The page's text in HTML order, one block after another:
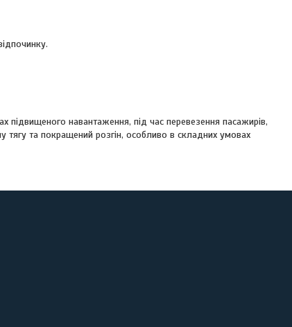
підвищеного навантаження, під час перевезення пасажирів,
тягу та покращений розгін, особливо в складних умовах